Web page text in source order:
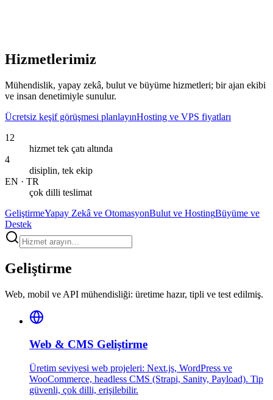
Hizmetlerimiz
Mühendislik, yapay zekâ, bulut ve büyüme hizmetleri; bir ajan ekibi
ve insan denetimiyle sunulur.
Ücretsiz keşif görüşmesi planlayınHosting ve VPS fiyatları
12
hizmet tek çatı altında
4
disiplin, tek ekip
EN · TR
çok dilli teslimat
GeliştirmeYapay Zekâ ve OtomasyonBulut ve HostingBüyüme ve
Destek
Geliştirme
Web, mobil ve API mühendisliği: üretime hazır, tipli ve test edilmiş.
Web & CMS Geliştirme
Üretim seviyesi web projeleri: Next.js, WordPress ve
WooCommerce, headless CMS (Strapi, Sanity, Payload). Tip
güvenli, çok dilli, erişilebilir.